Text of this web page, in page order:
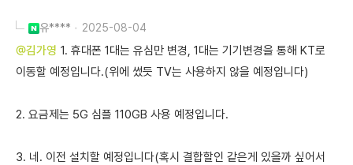
유**** 2025-08-04
@김가영 1. 휴대폰 1대는 유심만 변경, 1대는 기기변경을 통해 KT로
이동할 예정입니다.(위에 썼듯 TV는 사용하지 않을 예정입니다)
2. 요금제는 5G 심플 110GB 사용 예정입니다.
3. 네. 이전 설치할 예정입니다(혹시 결합할인 같은게 있을까 싶어서